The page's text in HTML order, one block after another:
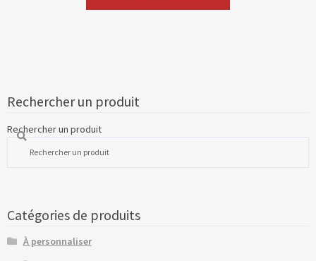
Rechercher un produit
Rechercher un produit
Catégories de produits
À personnaliser